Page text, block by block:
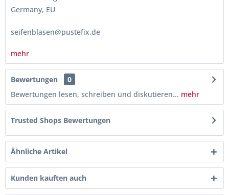
Germany, EU
seifenblasen@pustefix.de
mehr
Bewertungen
0
Bewertungen lesen, schreiben und diskutieren... mehr
Trusted Shops Bewertungen
Ähnliche Artikel
Kunden kauften auch